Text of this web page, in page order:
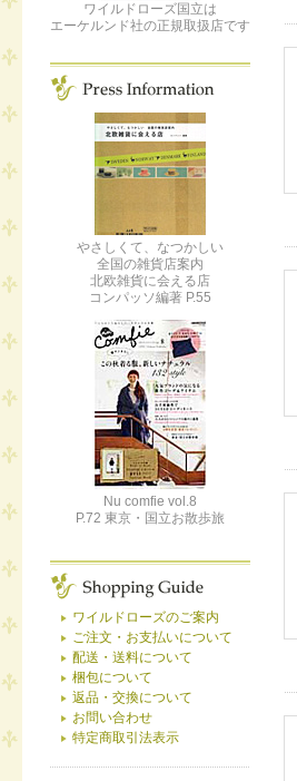
ワイルドローズ国立は
エーケルンド社の正規取扱店です
やさしくて、なつかしい
全国の雑貨店案内
北欧雑貨に会える店
コンパッソ編著 P.55
Nu comfie vol.8
P.72 東京・国立お散歩旅
ワイルドローズのご案内
ご注文・お支払いについて
配送・送料について
梱包について
返品・交換について
お問い合わせ
特定商取引法表示